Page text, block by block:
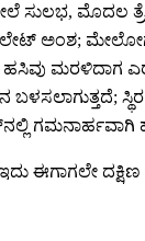
ಸುಲಭ, ಮೊದಲ
ಅಂಶ;
ಮರಳಿದಾಗ
ಬಳಸಲಾಗುತ್ತದೆ;
ಗಮನಾರ್ಹವಾಗಿ
ಈಗಾಗಲೇ